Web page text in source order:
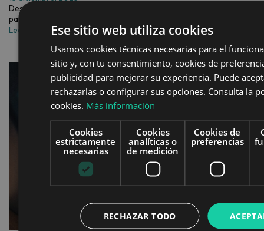
Descubre cómo crear una contraseña segura con estos sencillos
pasos y ponla a prueba en nuestra calculadora de seguridad.
Leer más
Ese sitio web utiliza cookies
Usamos cookies técnicas necesarias para el
sitio y, con tu consentimiento, cookies de
publicidad para mejorar su experiencia. Puede
rechazarlas o configurar sus opciones. Consulta la
cookies. Más información
Cookies
estrictamente
necesarias
Cookies
analíticas o
de medición
Cookies de
preferencias
RECHAZAR TODO